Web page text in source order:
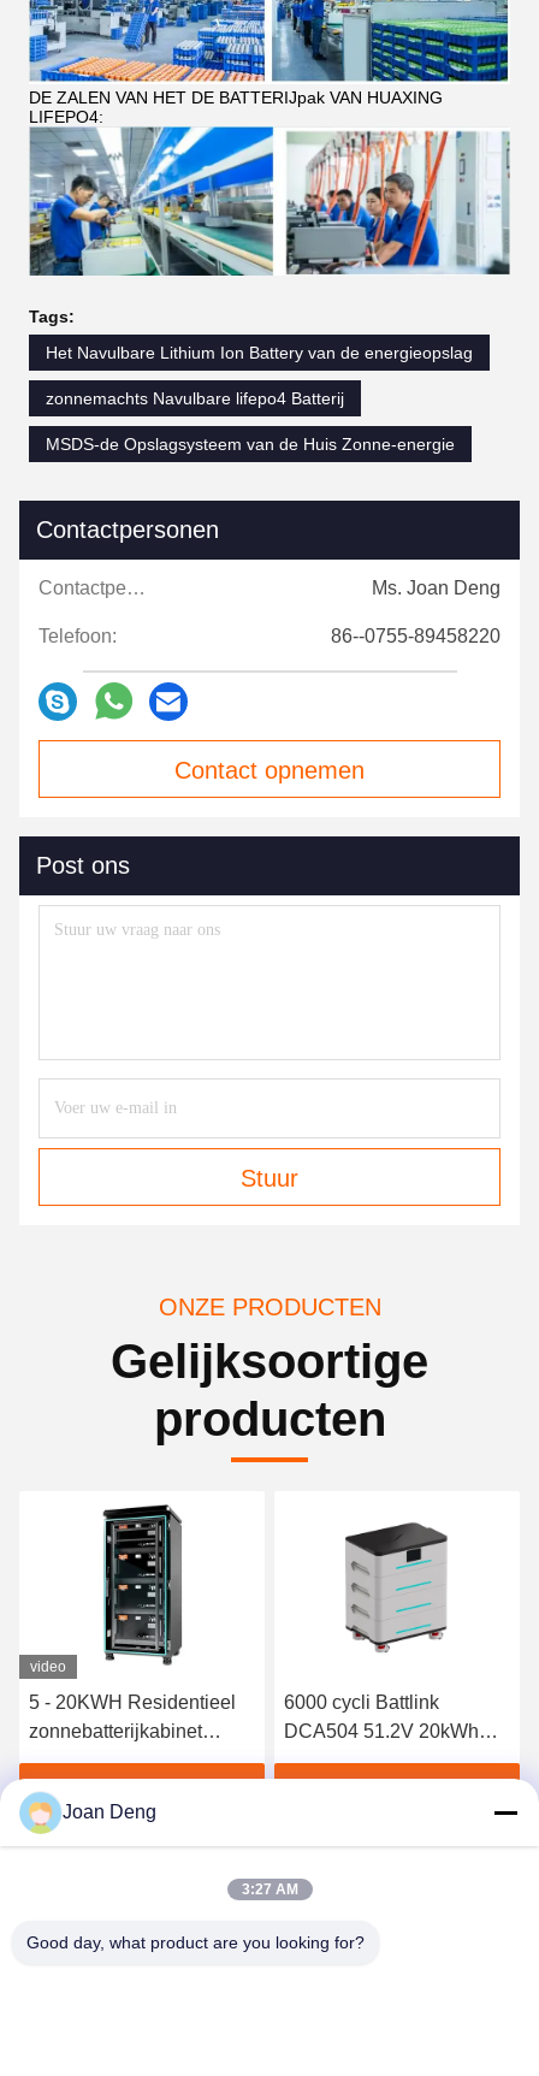
DE ZALEN VAN HET DE BATTERIJpak VAN HUAXING
LIFEPO4:
Tags:
Het Navulbare Lithium Ion Battery van de energieopslag
zonnemachts Navulbare lifepo4 Batterij
MSDS-de Opslagsysteem van de Huis Zonne-energie
Contactpersonen
Contactpersonen: Ms. Joan Deng
Telefoon: 86--0755-89458220
Contact opnemen
Post ons
Stuur
ONZE PRODUCTEN
Gelijksoortige
producten
video
5 - 20KWH Residentieel
zonnebatterijkabinet
Pakket Home Zonne-
energieopslagsysteem
6000 cycli Battlink
DCA504 51.2V 20kWh
LiFePO4 batterij voor
Joan Deng
3:27 AM
Good day, what product are you looking for?